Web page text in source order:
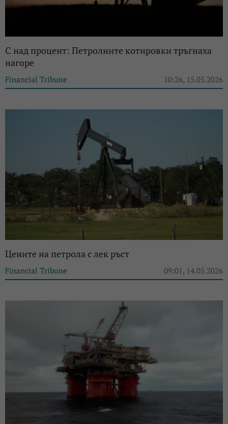
С над процент: Петролните котировки тръгнаха
нагоре
Financial Tribune 10:26, 15.05.2026
Цените на петрола с лек ръст
Financial Tribune 09:01, 14.05.2026